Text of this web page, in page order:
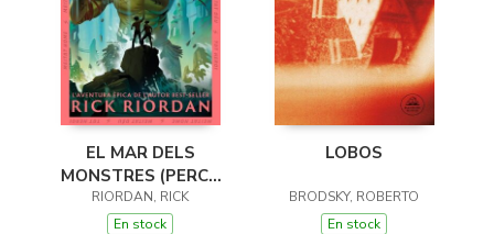
EL MAR DELS
MONSTRES (PERCY
JACKSON I ELS DÉUS
DE L'OLIMP 2)
RIORDAN, RICK
En stock
LOBOS
BRODSKY, ROBERTO
En stock